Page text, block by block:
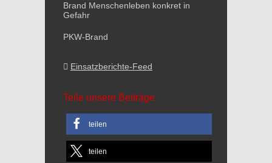
Brand Menschenleben konkret in
Gefahr
PKW-Brand
Einsatzberichte-Feed
Teile unsere Beiträge
teilen
teilen